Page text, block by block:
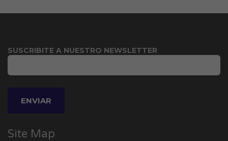
SUSCRIBITE A NUESTRO NEWSLETTER
Site Map